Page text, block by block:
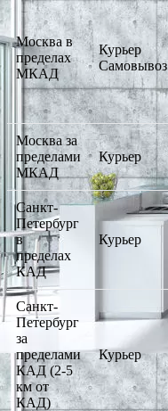
Москва в
пределах
МКАД
Курьер
Самовывоз
Москва за
пределами
МКАД
Курьер
Санкт-
Петербург
в
пределах
КАД
Курьер
Санкт-
Петербург
за
пределами
КАД (2-5
км от
КАД)
Курьер